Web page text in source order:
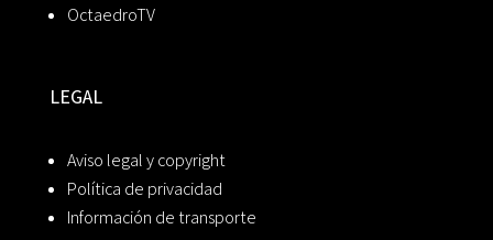
OctaedroTV
LEGAL
Aviso legal y copyright
Política de privacidad
Información de transporte